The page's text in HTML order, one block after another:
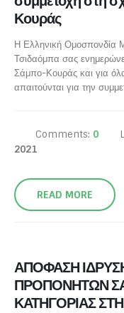
Κουράς
Η Ελληνική Ομοσπονδία
Τσιδαόμπα σας
Σάμπο-Κουράς και για
απαιτούνται για την
Comments: 0
2021
READ MORE
ΑΠΟΦΑΣΗ
ΠΡΟΠΟΝΗΤΩΝ
ΚΑΤΗΓΟΡΙΑΣ